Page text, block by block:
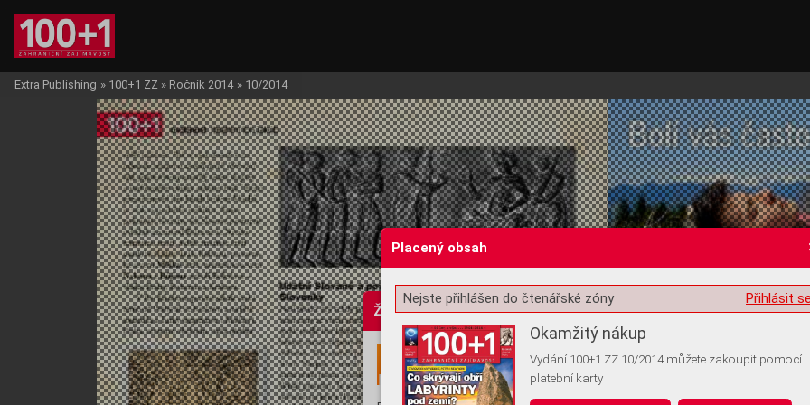
Žádost o souhlas s ukládáním volitelných informací
Extra Publishing » 100+1 ZZ » Ročník 2014 » 10/2014
Placený obsah
Přihlásit
Nejste přihlášen do čtenářské zóny
Okamžitý nákup
Vydání 100+1 ZZ 10/2014 můžete zakoupit pomocí
platební karty